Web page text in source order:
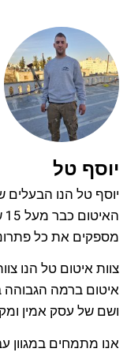
יוסף טל
יוסף טל הנו
מספקים את כל
צוות איטום טל הנו
איטום ברמה הגבוהה
ושם של עסק אמין
אנו מתמחים במגוון